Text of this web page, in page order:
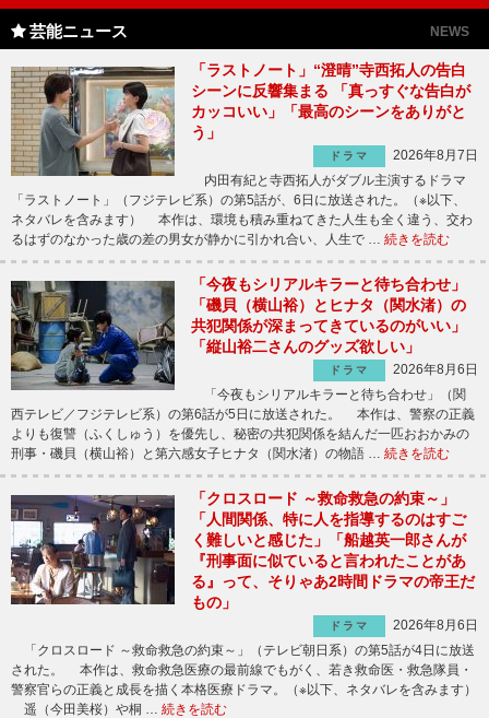
芸能ニュース NEWS
「ラストノート」“澄晴”寺西拓人の告白
シーンに反響集まる 「真っすぐな告白が
カッコいい」「最高のシーンをありがと
う」
ドラマ
2026年8月7日
内田有紀と寺西拓人がダブル主演するドラマ
「ラストノート」（フジテレビ系）の第5話が、6日に放送された。（※以下、
ネタバレを含みます） 本作は、環境も積み重ねてきた人生も全く違う、交わ
るはずのなかった歳の差の男女が静かに引かれ合い、人生で … 続きを読む
「今夜もシリアルキラーと待ち合わせ」
「磯貝（横山裕）とヒナタ（関水渚）の
共犯関係が深まってきているのがいい」
「縦山裕二さんのグッズ欲しい」
ドラマ
2026年8月6日
「今夜もシリアルキラーと待ち合わせ」（関
西テレビ／フジテレビ系）の第6話が5日に放送された。 本作は、警察の正義
よりも復讐（ふくしゅう）を優先し、秘密の共犯関係を結んだ一匹おおかみの
刑事・磯貝（横山裕）と第六感女子ヒナタ（関水渚）の物語 … 続きを読む
「クロスロード ～救命救急の約束～」
「人間関係、特に人を指導するのはすご
く難しいと感じた」「船越英一郎さんが
『刑事面に似ていると言われたことがあ
る』って、そりゃあ2時間ドラマの帝王だ
もの」
ドラマ
2026年8月6日
「クロスロード ～救命救急の約束～」（テレビ朝日系）の第5話が4日に放送
された。 本作は、救命救急医療の最前線でもがく、若き救命医・救急隊員・
警察官らの正義と成長を描く本格医療ドラマ。（※以下、ネタバレを含みます）
遥（今田美桜）や桐 … 続きを読む